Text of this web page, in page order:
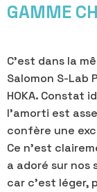
GAMME
C’est dans la
Salomon S-Lab
HOKA. Constat
l’amorti est
confère une
Ce n’est
a adoré sur nos
car c’est léger,